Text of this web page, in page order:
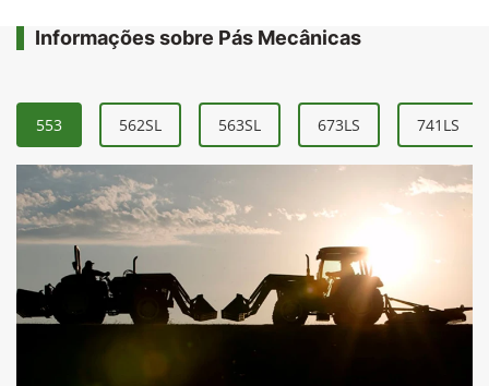
Informações sobre Pás Mecânicas
553 562SL 563SL 673LS 741LS